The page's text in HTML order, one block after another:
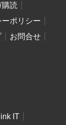
購読
ポリシー
お問合せ
IT